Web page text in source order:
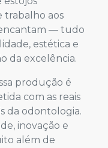
trabalho aos
— tudo
estética e
da excelência.
produção é
com as reais
da odontologia.
inovação e
além de